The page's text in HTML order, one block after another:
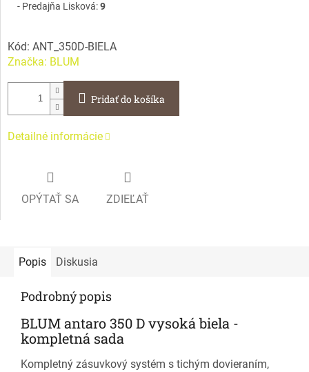
Predajňa Lisková:9
Kód: ANT_350D-BIELA
Značka: BLUM
Pridať do košíka
Detailné informácie
OPÝTAŤ SA ZDIEĽAŤ
Popis Diskusia
Podrobný popis
BLUM antaro 350 D vysoká biela -
kompletná sada
Kompletný zásuvkový systém s tichým dovieraním,